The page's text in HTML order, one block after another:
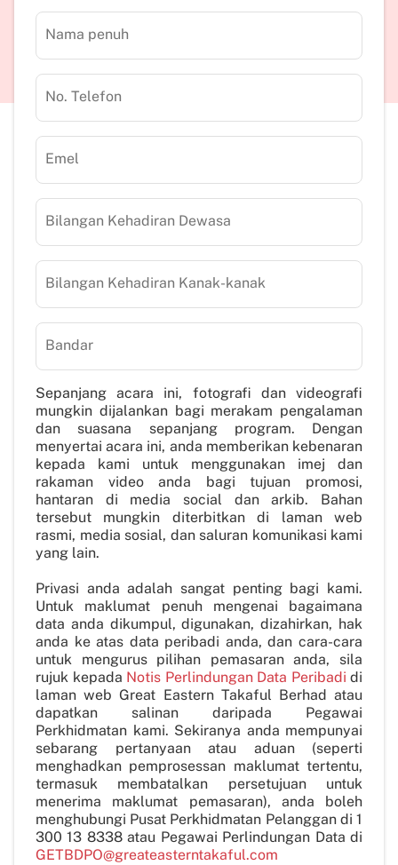
Nama penuh
No. Telefon
Emel
Bilangan Kehadiran Dewasa
Bilangan Kehadiran Kanak-kanak
Bandar
Sepanjang acara ini, fotografi dan videografi
mungkin dijalankan bagi merakam pengalaman
dan suasana sepanjang program. Dengan
menyertai acara ini, anda memberikan kebenaran
kepada kami untuk menggunakan imej dan
rakaman video anda bagi tujuan promosi,
hantaran di media social dan arkib. Bahan
tersebut mungkin diterbitkan di laman web
rasmi, media sosial, dan saluran komunikasi kami
yang lain.
Privasi anda adalah sangat penting bagi kami.
Untuk maklumat penuh mengenai bagaimana
data anda dikumpul, digunakan, dizahirkan, hak
anda ke atas data peribadi anda, dan cara-cara
untuk mengurus pilihan pemasaran anda, sila
rujuk kepada Notis Perlindungan Data Peribadi di
laman web Great Eastern Takaful Berhad atau
dapatkan salinan daripada Pegawai
Perkhidmatan kami. Sekiranya anda mempunyai
sebarang pertanyaan atau aduan (seperti
menghadkan pemprosessan maklumat tertentu,
termasuk membatalkan persetujuan untuk
menerima maklumat pemasaran), anda boleh
menghubungi Pusat Perkhidmatan Pelanggan di 1
300 13 8338 atau Pegawai Perlindungan Data di
GETBDPO@greateasterntakaful.com